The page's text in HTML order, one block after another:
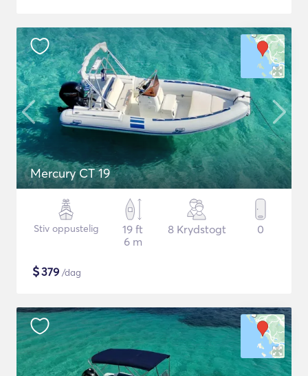
Mercury CT 19
Stiv oppustelig
19 ft
6 m
8 Krydstogt 0
$379 /dag